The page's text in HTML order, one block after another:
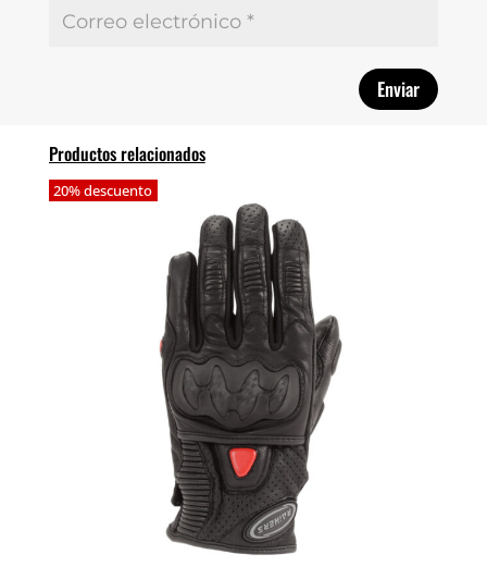
Productos relacionados
20% descuento